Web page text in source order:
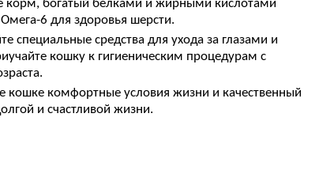
корм, богатый белками и жирными кислотами
6 для здоровья шерсти.
специальные средства для ухода за глазами и
кошку к гигиеническим процедурам с
кошке комфортные условия жизни и качественный
и счастливой жизни.